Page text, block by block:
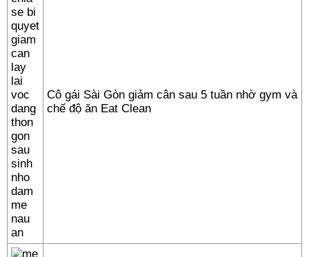
Cô gái Sài Gòn giảm cân sau 5 tuần nhờ gym và
chế độ ăn Eat Clean